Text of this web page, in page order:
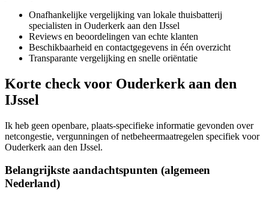
Onafhankelijke vergelijking van lokale thuisbatterij
specialisten in Ouderkerk aan den IJssel
Reviews en beoordelingen van echte klanten
Beschikbaarheid en contactgegevens in één overzicht
Transparante vergelijking en snelle oriëntatie
Korte check voor Ouderkerk aan den
IJssel
Ik heb geen openbare, plaats-specifieke informatie gevonden over
netcongestie, vergunningen of netbeheermaatregelen specifiek voor
Ouderkerk aan den IJssel.
Belangrijkste aandachtspunten (algemeen
Nederland)